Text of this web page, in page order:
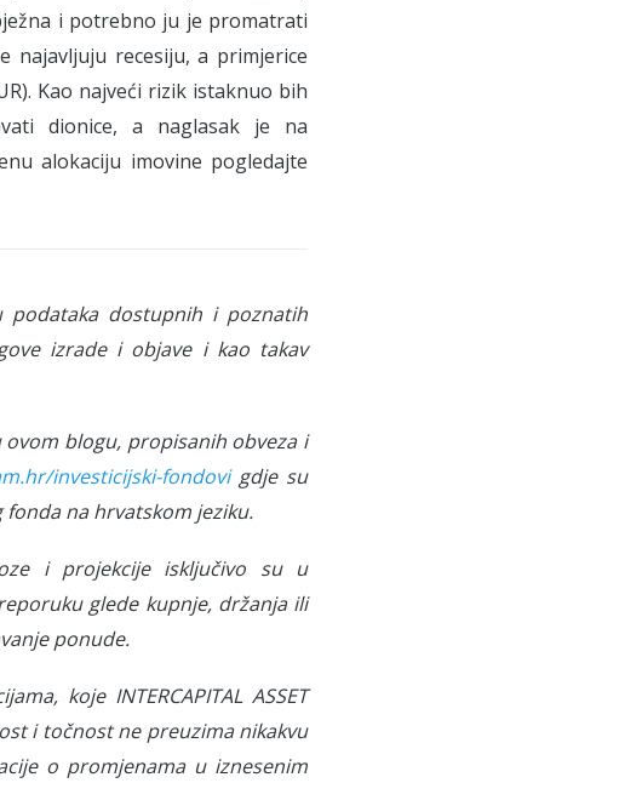
i potrebno ju je promatrati
najavljuju recesiju, a primjerice
Kao najveći rizik istaknuo bih
dionice, a naglasak je na
alokaciju imovine pogledajte
dostupnih i poznatih
izrade i objave i kao takav
blogu, propisanih obveza i
investicijski-fondovigdje su
na hrvatskom jeziku.
i projekcije isključivo su u
glede kupnje, držanja ili
ponude.
koje INTERCAPITAL ASSET
i točnost ne preuzima nikakvu
o promjenama u iznesenim